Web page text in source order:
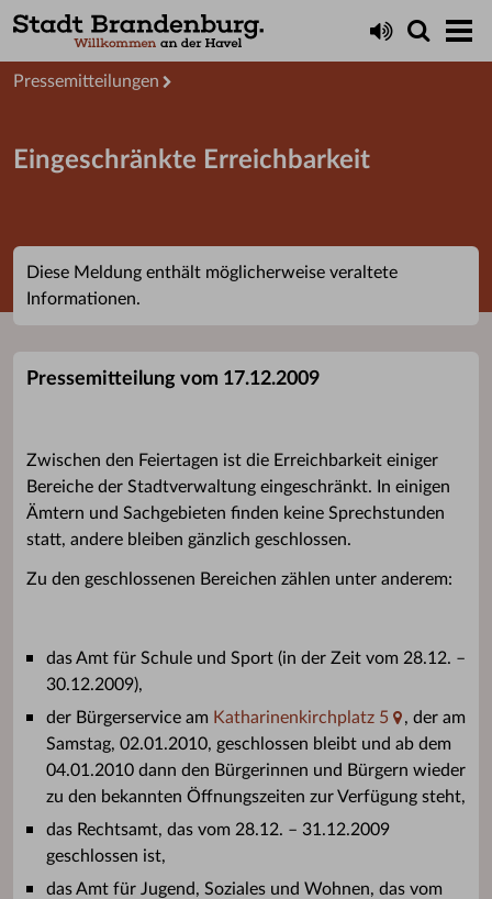
Presseservice
Pressemitteilungen
Eingeschränkte Erreichbarkeit
Diese Meldung enthält möglicherweise veraltete
Informationen.
Pressemitteilung vom 17.12.2009
Zwischen den Feiertagen ist die Erreichbarkeit einiger
Bereiche der Stadtverwaltung eingeschränkt. In einigen
Ämtern und Sachgebieten finden keine Sprechstunden
statt, andere bleiben gänzlich geschlossen.
Zu den geschlossenen Bereichen zählen unter anderem:
das Amt für Schule und Sport (in der Zeit vom 28.12. –
30.12.2009),
der Bürgerservice am Katharinenkirchplatz 5
, der am
Samstag, 02.01.2010, geschlossen bleibt und ab dem
04.01.2010 dann den Bürgerinnen und Bürgern wieder
zu den bekannten Öffnungszeiten zur Verfügung steht,
das Rechtsamt, das vom 28.12. – 31.12.2009
geschlossen ist,
das Amt für Jugend, Soziales und Wohnen, das vom